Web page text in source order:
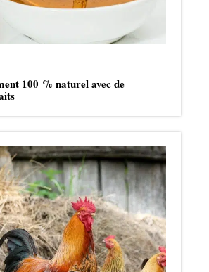
100 % naturel avec de